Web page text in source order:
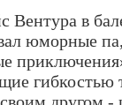
в
юморные па,
гибкостью